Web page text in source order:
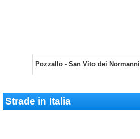
Pozzallo - San Vito dei Normanni
Strade in Italia